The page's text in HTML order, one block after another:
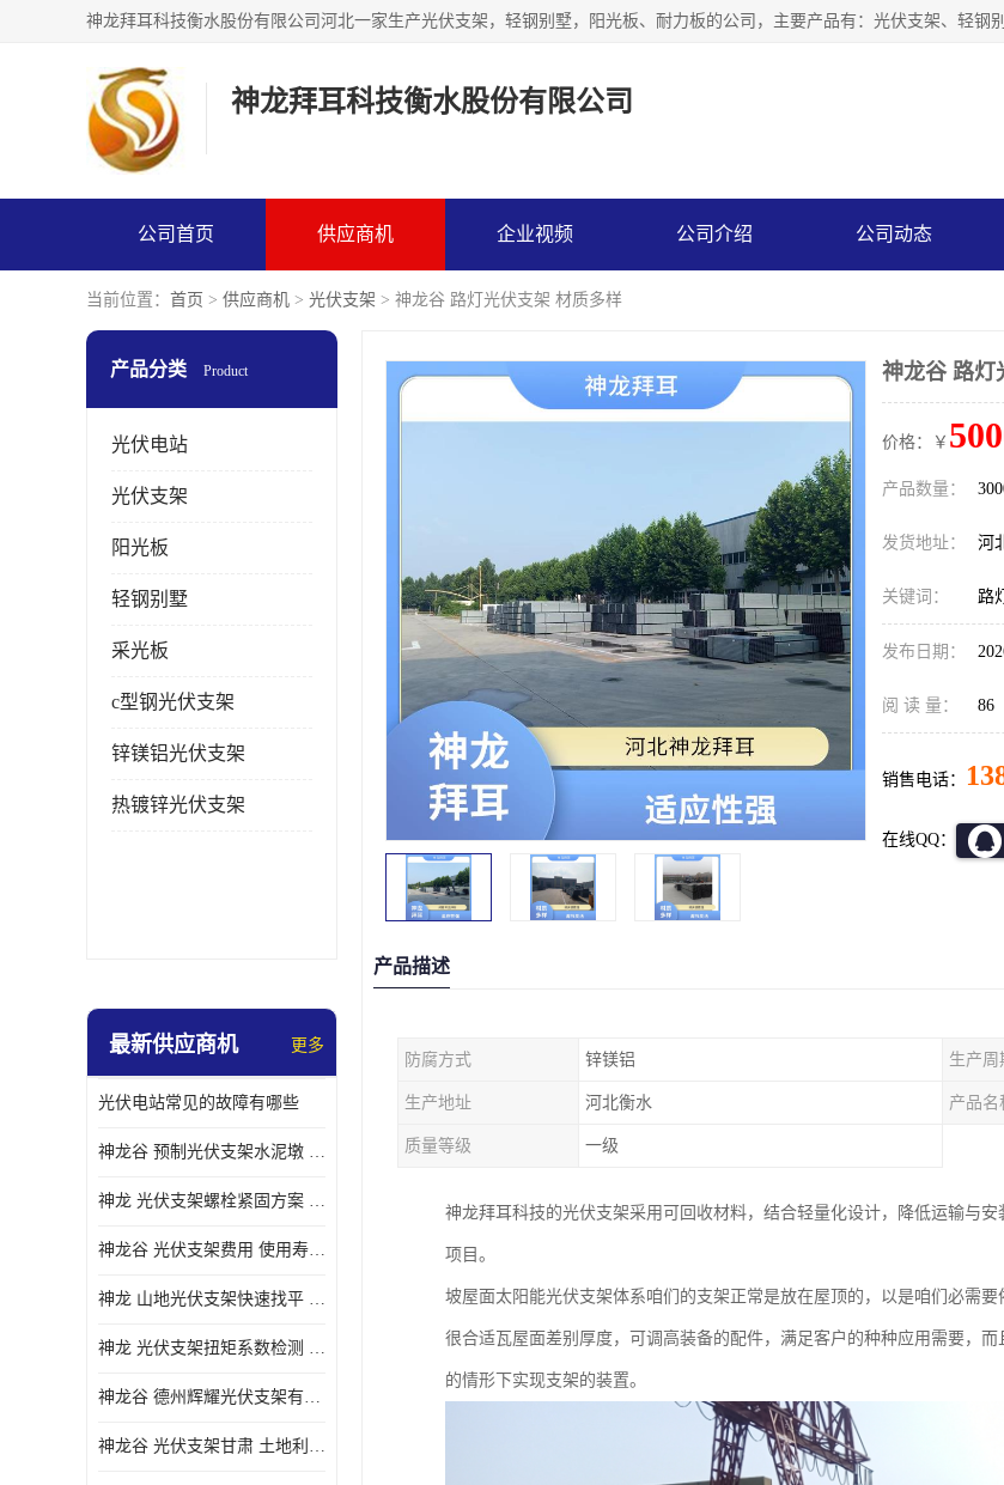
神龙拜耳科技衡水股份有限公司
公司首页 供应商机 企业视频 公司介绍 公司动态
当前位置： 首页 > 供应商机 > 光伏支架 > 神龙谷 路灯光伏支架 材质多样
产品分类 Product
光伏电站
光伏支架
阳光板
轻钢别墅
采光板
c型钢光伏支架
锌镁铝光伏支架
热镀锌光伏支架
最新供应商机 更多
光伏电站常见的故障有哪些
神龙谷 预制光伏支架水泥墩 抗震性能优
神龙 光伏支架螺栓紧固方案 土地利用率高
神龙谷 光伏支架费用 使用寿命长
神龙 山地光伏支架快速找平 抗风耐压
神龙 光伏支架扭矩系数检测 适应性强
神龙谷 德州辉耀光伏支架有限公司 材质多样
神龙谷 光伏支架甘肃 土地利用率高
神龙谷 路灯
价格：￥
产品数量：
发货地址： 河
关键词： 路
发布日期：
阅 读 量： 86
销售电话：
在线QQ：
产品描述
防腐方式 锌镁铝 生产周
生产地址 河北衡水 产品名
质量等级 一级
神龙拜耳科技的光伏支架采用可回收材料，结合轻量化设计，降低运输与
项目。
坡屋面太阳能光伏支架体系咱们的支架正常是放在屋顶的，以是咱们必需
很合适瓦屋面差别厚度，可调高装备的配件，满足客户的种种应用需要，
的情形下实现支架的装置。